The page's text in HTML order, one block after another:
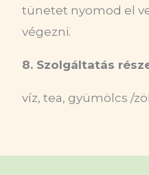
tünetet nyomod el
végezni.
8. Szolgáltatás
víz, tea, gyümölcs /